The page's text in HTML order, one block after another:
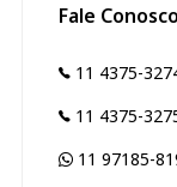
Fale
11 4375-
11 4375-
11 97185-